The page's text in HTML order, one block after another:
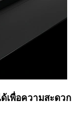
เพื่อความสะดวก